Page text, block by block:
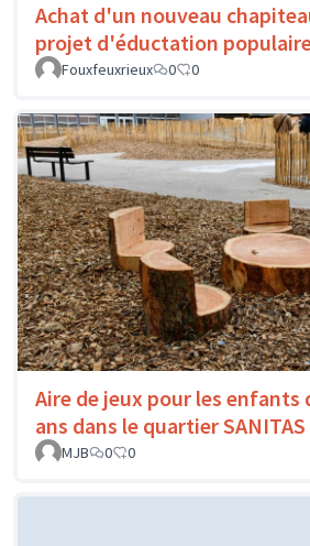
Achat d'un nouveau
projet d'éductation
Fouxfeuxrieux
0 0
Aire de jeux pour les enfants
ans dans le quartier
MJB
0 0